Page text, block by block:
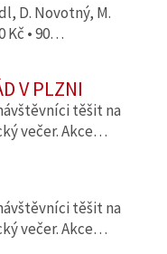
D. Novotný, M.
Kč • 90…
V PLZNI
těšit na
večer. Akce…
těšit na
večer. Akce…